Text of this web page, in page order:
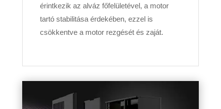
érintkezik az alváz főfelületével, a motor
tartó stabilitása érdekében, ezzel is
csökkentve a motor rezgését és zaját.